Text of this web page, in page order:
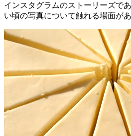
インスタグラムのストーリーズで
い頃の写真について触れる場面が